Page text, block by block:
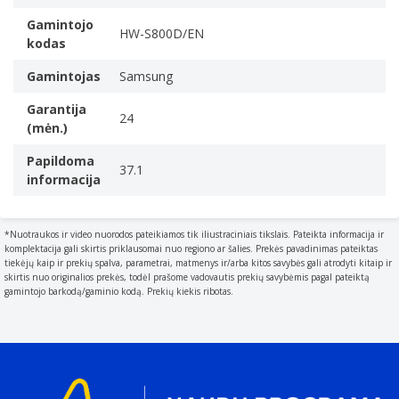
Juoda
Vielinis ir Bevielis Bluetooth 5.2 „Wi-Fi“
Brochure Samsung HW-S800D/EN (pdf)
Įstatyti audio dekoderiai
Device or software capable of decoding a digital stream
of audio e.g. internet radio.
Dolby TrueHD
Vienodintuvo režimai
Adaptyvusis, Game Pro, Standartinis, Erdvinio garso
išplėtimo
Device that attempts to reverse the distortion incurred
by a signal transmitted through a channel.
Kolonėlė „Soundbar“
Garsiakalbių skaičius
Pridėtas antrinis žemų dažnių siųstuvas
Gamintojo
kodas
HW-S800D/EN
Gamintojas
Samsung
Garantija
(mėn.)
24
Papildoma
informacija
37.1
*Nuotraukos ir video nuorodos pateikiamos tik iliustraciniais tikslais. Pateikta informacija ir
komplektacija gali skirtis priklausomai nuo regiono ar šalies. Prekės pavadinimas pateiktas
tiekėjų kaip ir prekių spalva, parametrai, matmenys ir/arba kitos savybės gali atrodyti kitaip ir
skirtis nuo originalios prekės, todėl prašome vadovautis prekių savybėmis pagal pateiktą
gamintojo barkodą/gaminio kodą. Prekių kiekis ribotas.